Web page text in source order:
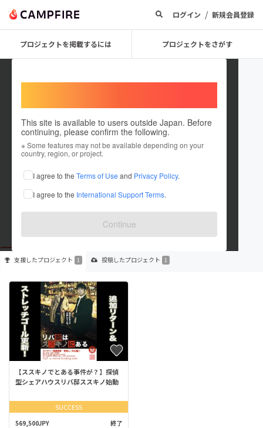
ログイン / 新規会員登録
プロジェクトを掲載するには プロジェクトをさがす
This site is available to users outside Japan. Before
continuing, please confirm the following.
※ Some features may not be available depending on your
country, region, or project.
I agree to the Terms of Use and Privacy Policy.
I agree to the International Support Terms.
Continue
TsunaguP
これまでに1回支援して1件のプロジェクトを投稿しています
在住国：未設定
出身国：未設定
支援したプロジェクト 1 投稿したプロジェクト 1
【ススキノでとある事件が？】探偵
型シェアハウスリバ邸ススキノ始動
SUCCESS
569,500JPY 終了